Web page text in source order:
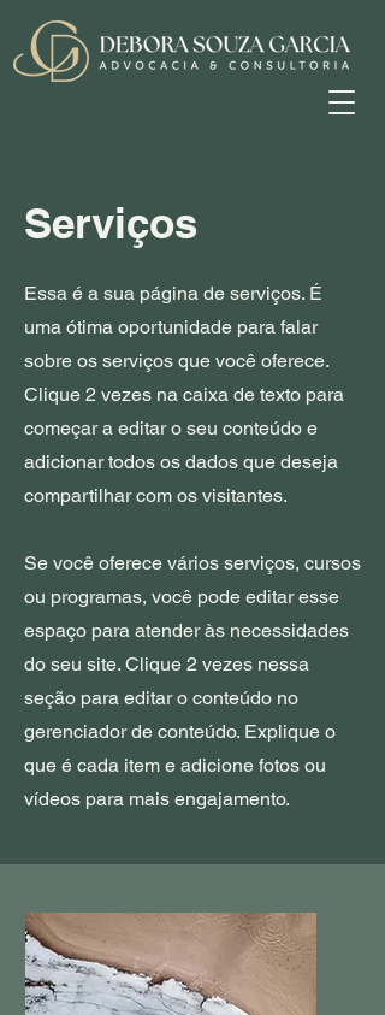
Serviços
Essa é a sua página de serviços. É
uma ótima oportunidade para falar
sobre os serviços que você oferece.
Clique 2 vezes na caixa de texto para
começar a editar o seu conteúdo e
adicionar todos os dados que deseja
compartilhar com os visitantes.
Se você oferece vários serviços, cursos
ou programas, você pode editar esse
espaço para atender às necessidades
do seu site. Clique 2 vezes nessa
seção para editar o conteúdo no
gerenciador de conteúdo. Explique o
que é cada item e adicione fotos ou
vídeos para mais engajamento.